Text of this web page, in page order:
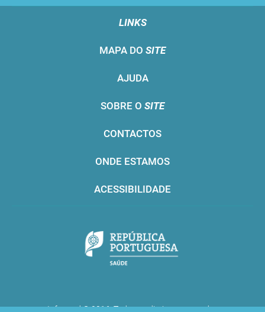
LINKS
MAPA DO SITE
AJUDA
SOBRE O SITE
CONTACTOS
ONDE ESTAMOS
ACESSIBILIDADE
Infarmed © 2016. Todos os direitos reservados